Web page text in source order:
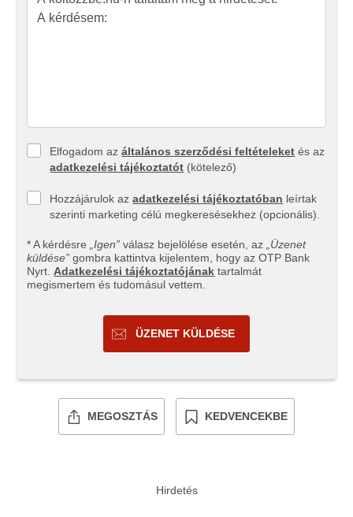
Elfogadom azáltalános szerződési feltételeket és az
adatkezelési tájékoztatót (kötelező)
Hozzájárulok azadatkezelési tájékoztatóban leírtak
szerinti marketing célú megkeresésekhez (opcionális).
* A kérdésre „Igen” válasz bejelölése esetén, az
„Üzenet
küldése” gombra kattintva kijelentem, hogy az OTP Bank
Nyrt. Adatkezelési tájékoztatójának tartalmát
megismertem és tudomásul vettem.
ÜZENET KÜLDÉSE
MEGOSZTÁS KEDVENCEKBE